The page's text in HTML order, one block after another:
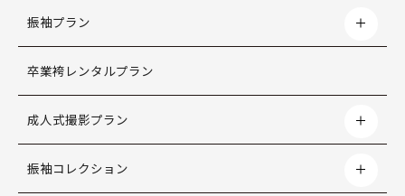
振袖プラン
卒業袴レンタルプラン
成人式撮影プラン
振袖コレクション